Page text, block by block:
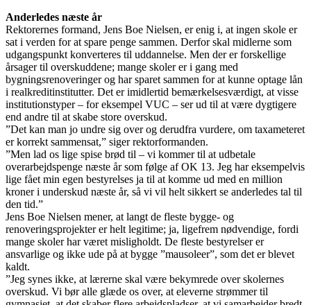
Anderledes næste år
Rektorernes formand, Jens Boe Nielsen, er enig i, at ingen skole er
sat i verden for at spare penge sammen. Derfor skal midlerne som
udgangspunkt konverteres til uddannelse. Men der er forskellige
årsager til overskuddene; mange skoler er i gang med
bygningsrenoveringer og har sparet sammen for at kunne optage lån
i realkreditinstitutter. Det er imidlertid bemærkelsesværdigt, at visse
institutionstyper – for eksempel VUC – ser ud til at være dygtigere
end andre til at skabe store overskud.
”Det kan man jo undre sig over og derudfra vurdere, om taxameteret
er korrekt sammensat,” siger rektorformanden.
”Men lad os lige spise brød til – vi kommer til at udbetale
overarbejdspenge næste år som følge af OK 13. Jeg har eksempelvis
lige fået min egen bestyrelses ja til at komme ud med en million
kroner i underskud næste år, så vi vil helt sikkert se anderledes tal til
den tid.”
Jens Boe Nielsen mener, at langt de fleste bygge- og
renoveringsprojekter er helt legitime; ja, ligefrem nødvendige, fordi
mange skoler har været misligholdt. De fleste bestyrelser er
ansvarlige og ikke ude på at bygge ”mausoleer”, som det er blevet
kaldt.
”Jeg synes ikke, at lærerne skal være bekymrede over skolernes
overskud. Vi bør alle glæde os over, at eleverne strømmer til